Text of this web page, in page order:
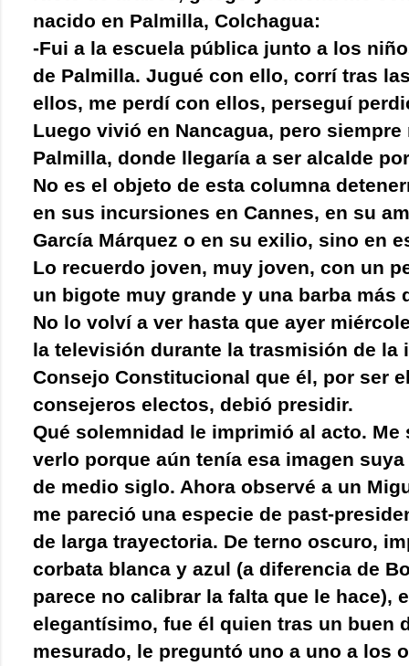
nacido en Palmilla, Colchagua:
-Fui a la escuela pública junto a los
de Palmilla. Jugué con ello, corrí tras
ellos, me perdí con ellos, perseguí
Luego vivió en Nancagua, pero siempre
Palmilla, donde llegaría a ser alcalde
No es el objeto de esta columna
en sus incursiones en Cannes, en su
García Márquez o en su exilio, sino en
Lo recuerdo joven, muy joven, con un
un bigote muy grande y una barba más
No lo volví a ver hasta que ayer
la televisión durante la trasmisión de la
Consejo Constitucional que él, por ser
consejeros electos, debió presidir.
Qué solemnidad le imprimió al acto. Me
verlo porque aún tenía esa imagen
de medio siglo. Ahora observé a un
me pareció una especie de past-
de larga trayectoria. De terno oscuro,
corbata blanca y azul (a diferencia de
parece no calibrar la falta que le hace),
elegantísimo, fue él quien tras un buen
mesurado, le preguntó uno a uno a los